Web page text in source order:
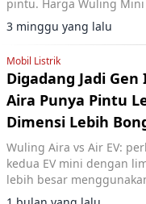
pintu. Harga Wuling Mini
diumumkan segera oleh
3 minggu yang lalu
Mobil Listrik
Digadang Jadi Gen
Aira Punya Pintu
Dimensi Lebih
Wuling Aira vs Air EV:
kedua EV mini dengan
lebih besar